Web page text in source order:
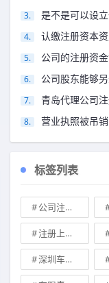
是不是可以设
认缴注册资本
公司的注册资
公司股东能够
青岛代理公司
营业执照被吊
标签列表
公司注册地址可不可以改
注册上海公司
深圳车牌可以转让吗？